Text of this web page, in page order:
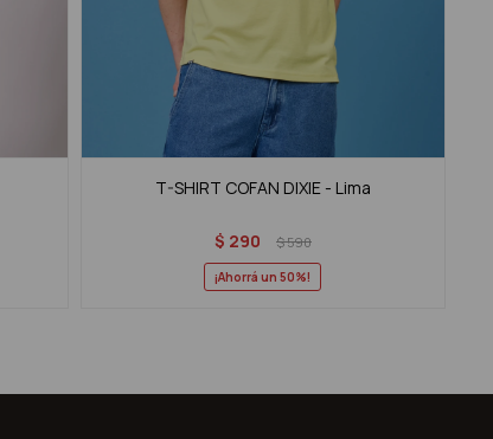
T-SHIRT COFAN DIXIE - Lima
$ 290 $590
50